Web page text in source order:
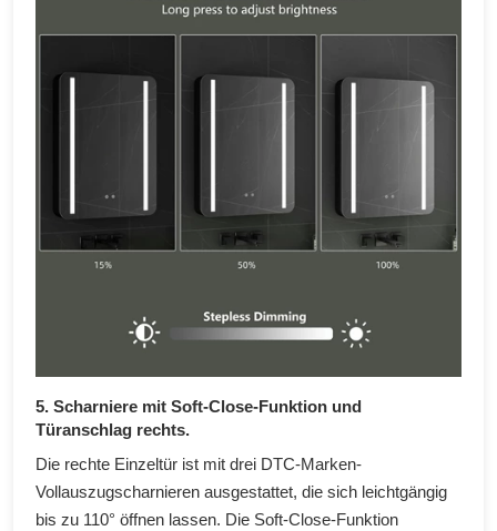
5. Scharniere mit Soft-Close-Funktion und
Türanschlag rechts.
Die rechte Einzeltür ist mit drei DTC-Marken-
Vollauszugscharnieren ausgestattet, die sich leichtgängig
bis zu 110° öffnen lassen. Die Soft-Close-Funktion